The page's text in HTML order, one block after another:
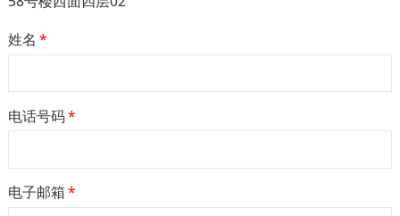
姓名 *
电话号码*
电子邮箱*